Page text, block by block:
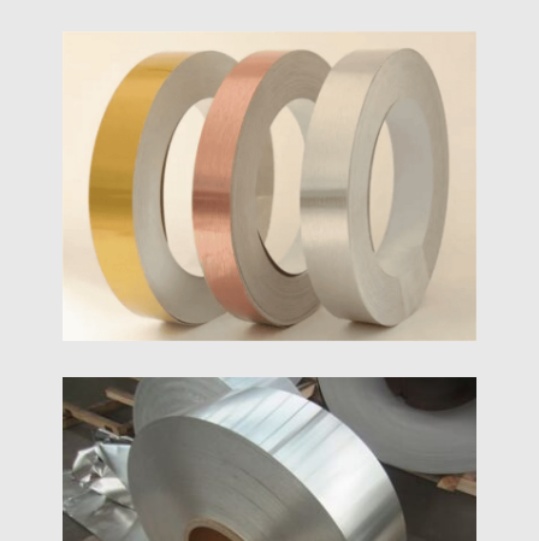
5052 Hliníkový Pásik
5séria xxx 5052 hliníkový pás vysokovýkonná
surovina z hliníkovej zliatiny, námorný hliníkový
pás, letecký hliníkový pás, prívod káblového
hliníkového pásu
8011 Hliníkový Pásik
8000 séria 8011 hliníkový pás uzáver hliníkový pás
dodávateľ najlepšia cena v Číne，1050 1060 1100
3003 3004 továrenský dodávateľ hliníkovej zliatiny